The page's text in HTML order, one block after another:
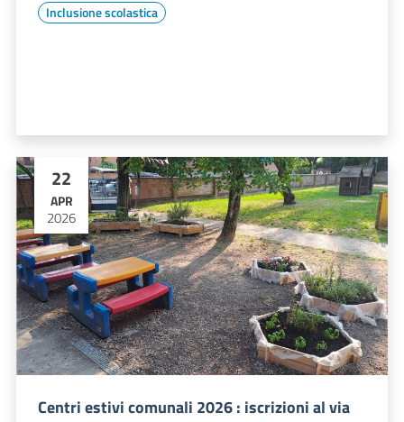
Inclusione scolastica
22
APR
2026
Centri estivi comunali 2026 : iscrizioni al via